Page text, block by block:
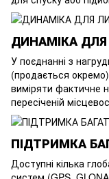
ДИНАМІКА
У поєднанні з
(продається
виміряти фактичне
пересіченій
ПІДТРИМКА
Доступні кілька